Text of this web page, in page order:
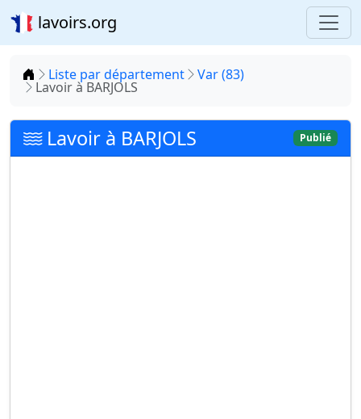
lavoirs.org
Accueil
Liste par département Var (83)
Lavoir à BARJOLS
Lavoir à BARJOLS Publié